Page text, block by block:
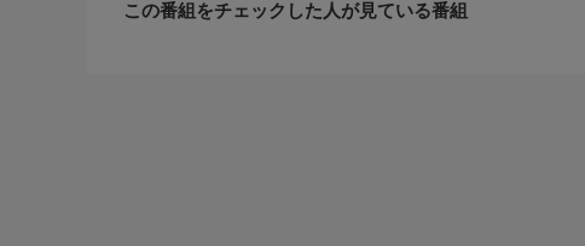
この番組をチェックした人が見ている番組